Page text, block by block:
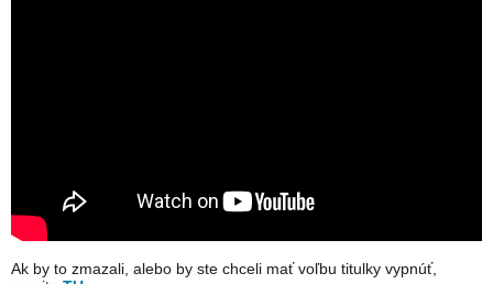
Ak by to zmazali, alebo by ste chceli mať voľbu titulky vypnúť,